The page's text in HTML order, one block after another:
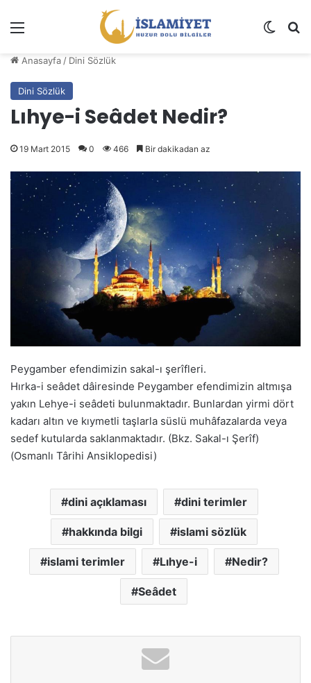
Dış
Anasayfa / Dini Sözlük
Dini Sözlük
Lıhye-i Seâdet Nedir?
19 Mart 2015 0 466 Bir dakikadan az
Peygamber efendimizin sakal-ı şerîfleri.
Hırka-i seâdet dâiresinde Peygamber efendimizin altmışa
yakın Lehye-i seâdeti bulunmaktadır. Bunlardan yirmi dört
kadarı altın ve kıymetli taşlarla süslü muhâfazalarda veya
sedef kutularda saklanmaktadır. (Bkz. Sakal-ı Şerîf)
(Osmanlı Târihi Ansiklopedisi)
dini açıklaması dini terimler
hakkında bilgi islami sözlük
islami terimler Lıhye-i Nedir?
Seâdet